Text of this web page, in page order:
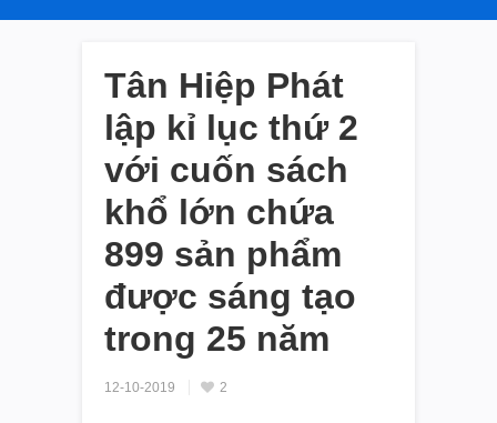
Tân Hiệp Phát
lập kỉ lục thứ 2
với cuốn sách
khổ lớn chứa
899 sản phẩm
được sáng tạo
trong 25 năm
12-10-2019 2